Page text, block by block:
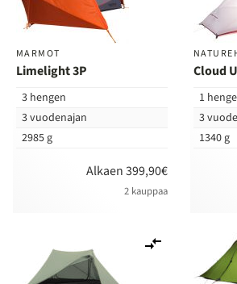
MARMOT
Limelight 3P
3 hengen
3 vuodenajan
2985 g
Alkaen 399,90€
2 kauppaa
Cloud
1
3
1340 g